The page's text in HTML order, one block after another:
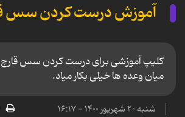
آموزش درست کردن سس
کلیپ آموزشی برای درست کردن سس قارچ
میان وعده ها خیلی بکار میاد.
شنبه ۲۰ شهریور ۱۴۰۰ - ۱۶:۱۷